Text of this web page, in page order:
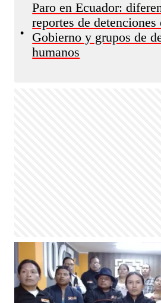
•
Paro en Ecuador:
reportes de detenciones
Gobierno y grupos de
humanos